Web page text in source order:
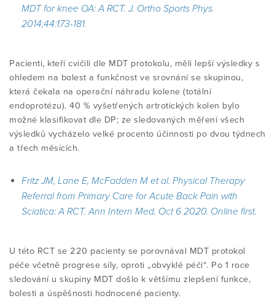
MDT for knee OA: A RCT. J. Ortho Sports Phys.
2014;44:173-181.
Pacienti, kteří cvičili dle MDT protokolu, měli lepší výsledky s
ohledem na bolest a funkčnost ve srovnání se skupinou,
která čekala na operační náhradu kolene (totální
endoprotézu). 40 % vyšetřených artrotických kolen bylo
možné klasifikovat dle DP; ze sledovaných měření všech
výsledků vycházelo velké procento účinnosti po dvou týdnech
a třech měsících.
Fritz JM, Lane E, McFadden M et al. Physical Therapy
Referral from Primary Care for Acute Back Pain with
Sciatica: A RCT. Ann Intern Med. Oct 6 2020. Online first.
U této RCT se 220 pacienty se porovnával MDT protokol
péče včetně progrese síly, oproti „obvyklé péči“. Po 1 roce
sledování u skupiny MDT došlo k většímu zlepšení funkce,
bolesti a úspěšnosti hodnocené pacienty.